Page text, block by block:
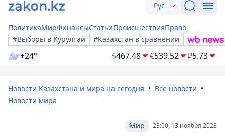
Рус
ПолитикаМирФинансыСтатьиПроисшествияПраво
#Выборы в Курултай
#Казахстан в сравнении
+24° $467.48 €539.52 ₽5.73
Новости Казахстана и мира на сегодня
Все новости
Новости мира
23:00, 13 ноября 2023
Мир